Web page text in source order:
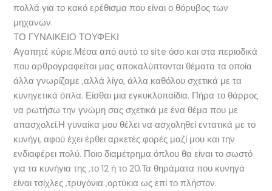
πολλά για το κακό ερέθισμα που είναι ο θόρυβος των
μηχανών.
ΤΟ ΓΥΝΑΙΚΕΙΟ ΤΟΥΦΕΚΙ
Αγαπητέ κύριε.Μέσα από αυτό το site όσο και στα περιοδικά
που αρθρογραφείται μας αποκαλύπτονται θέματα τα οποία
άλλα γνωρίζαμε ,αλλά λίγο, άλλα καθόλου σχετικά με τα
κυνηγετικά όπλα. Είσθαι μια εγκυκλοπαίδια. Πήρα το θάρρος
να ρωτήσω την γνώμη σας σχετικά με ένα θέμα που με
απασχολεί.Η γυναίκα μου θέλει να ασχοληθεί εντατικά με το
κυνήγι, αφού έχει έρθει αρκετές φορές μαζί μου και την
ενδιαφέρει πολύ. Ποιο διαμέτρημα όπλου θα είναι το σωστό
για τα κυνήγια της ,το 12 ή το 20.Τα θηράματα που κυνηγά
είναι τσίχλες ,τρυγόνια ,ορτύκια ως επί το πλήστον.